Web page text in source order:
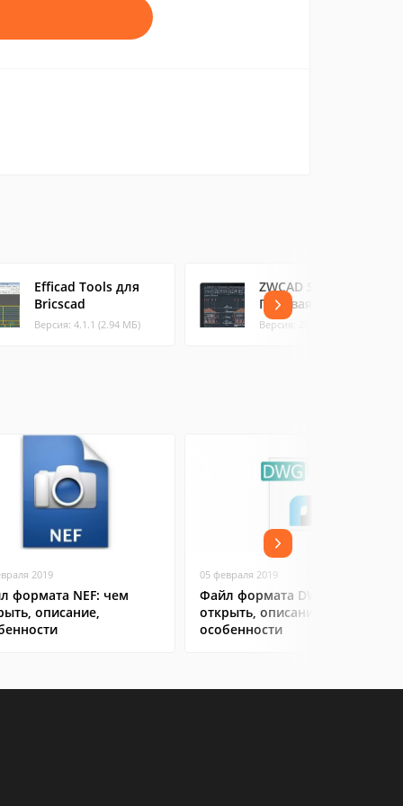
Efficad Tools для
Bricscad
Версия: 4.1.1 (2.94 МБ)
ZWCAD Standard
Годовая подписка
Версия: 2011 (147.21 МБ)
2019
формата NEF: чем
описание,
05 февраля 2019
Файл формата DWG: чем
открыть, описание,
особенности